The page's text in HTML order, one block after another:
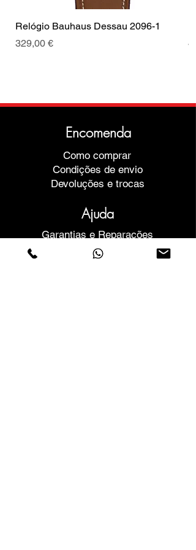
Relógio Bauhaus Dessau 2096-1
Preço
329,00 €
Encomenda
Como comprar
Condições de envio
Devoluções e trocas
Ajuda
Garantias e Reparações
Marcar Reunião